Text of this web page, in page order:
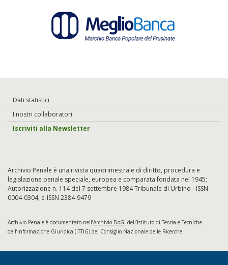
Dati statistici
I nostri collaboratori
Iscriviti alla Newsletter
Archivio Penale è una rivista quadrimestrale di diritto, procedura e
legislazione penale speciale, europea e comparata fondata nel 1945;
Autorizzazione n. 114 del 7 settembre 1984 Tribunale di Urbino - ISSN
0004-0304, e-ISSN 2384-9479
Archivio Penale è documentato nell’Archivio DoGi dell’Istituto di Teoria e Tecniche
dell’Informazione Giuridica (ITTIG) del Consiglio Nazionale delle Ricerche